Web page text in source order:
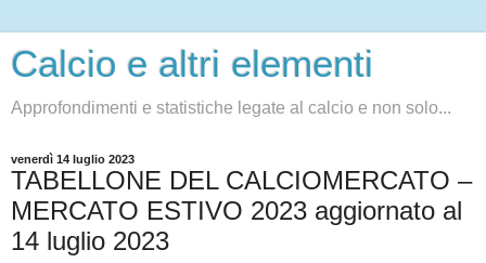
Calcio e altri elementi
Approfondimenti e statistiche legate al calcio e non solo...
venerdì 14 luglio 2023
TABELLONE DEL CALCIOMERCATO –
MERCATO ESTIVO 2023 aggiornato al
14 luglio 2023